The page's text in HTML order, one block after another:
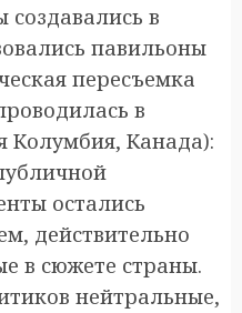
в
павильоны
пересъемка
в
Колумбия, Канада):
остались
действительно
в сюжете страны.
нейтральные,